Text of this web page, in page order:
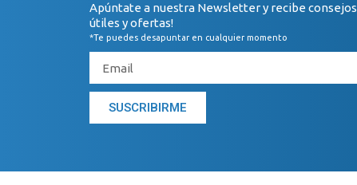
Apúntate a nuestra Newsletter y recibe consejos
útiles y ofertas!
*Te puedes desapuntar en cualquier momento
SUSCRIBIRME